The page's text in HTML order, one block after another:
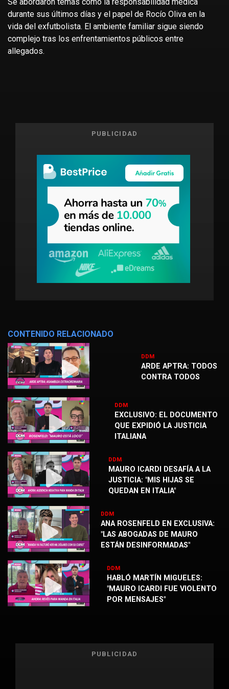
durante sus últimos días y el papel de Rocío Oliva en la
vida del exfutbolista. El ambiente familiar sigue siendo
complejo tras los enfrentamientos públicos entre
allegados.
PUBLICIDAD
CONTENIDO RELACIONADO
DDM
ARDE APTRA: TODOS
CONTRA TODOS
DDM
EXCLUSIVO: EL DOCUMENTO
QUE EXPIDIÓ LA JUSTICIA
ITALIANA
DDM
MAURO ICARDI DESAFÍA A LA
JUSTICIA: "MIS HIJAS SE
QUEDAN EN ITALIA"
DDM
ANA ROSENFELD EN EXCLUSIVA:
"LAS ABOGADAS DE MAURO
ESTÁN DESINFORMADAS"
DDM
HABLÓ MARTÍN MIGUELES:
"MAURO ICARDI FUE VIOLENTO
POR MENSAJES"
PUBLICIDAD